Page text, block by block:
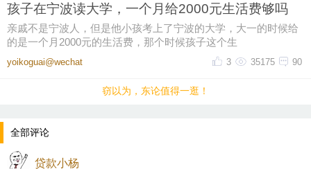
孩子在宁波读大学，一个月给2000元生活费够吗
亲戚不是宁波人，但是他小孩考上了宁波的大学，大一的时候给
的是一个月2000元的生活费，那个时候孩子这个生
yoikoguai@wechat 90
35175
3
窃以为，东论值得一逛！
全部评论
贷款小杨